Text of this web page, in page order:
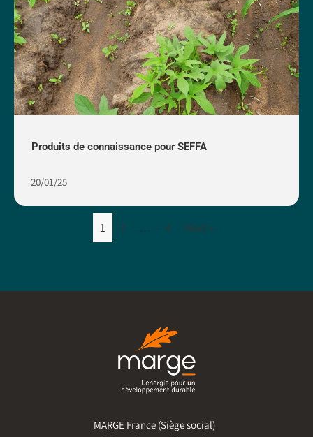
Produits de connaissance pour SEFFA
20/01/25
1 2 … 4 Next »
MARGE France (Siège social)